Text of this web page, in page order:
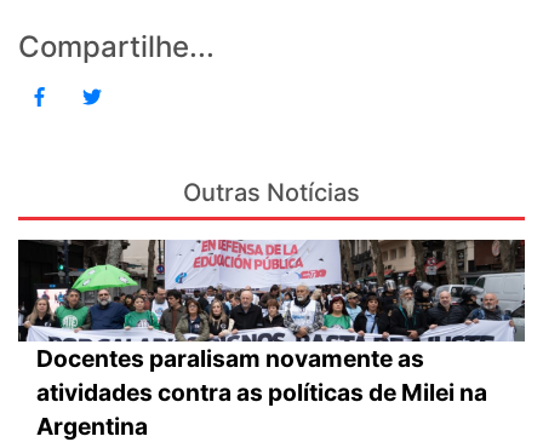
Compartilhe...
Outras Notícias
Docentes paralisam novamente as
atividades contra as políticas de Milei na
Argentina